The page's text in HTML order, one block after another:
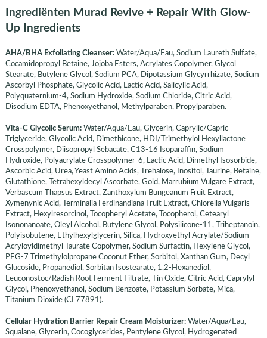
Ingrediënten Murad Revive + Repair With Glow-
Up Ingredients
AHA/BHA Exfoliating Cleanser:Water/Aqua/Eau, Sodium Laureth Sulfate,
Cocamidopropyl Betaine, Jojoba Esters, Acrylates Copolymer, Glycol
Stearate, Butylene Glycol, Sodium PCA, Dipotassium Glycyrrhizate, Sodium
Ascorbyl Phosphate, Glycolic Acid, Lactic Acid, Salicylic Acid,
Polyquaternium-4, Sodium Hydroxide, Sodium Chloride, Citric Acid,
Disodium EDTA, Phenoxyethanol, Methylparaben, Propylparaben​.
​Vita-C Glycolic Serum:Water/Aqua/Eau, Glycerin, Caprylic/Capric
Triglyceride, Glycolic Acid, Dimethicone, HDI/Trimethylol Hexyllactone
Crosspolymer, Diisopropyl Sebacate, C13-16 Isoparaffin, Sodium
Hydroxide, Polyacrylate Crosspolymer-6, Lactic Acid, Dimethyl Isosorbide,
Ascorbic Acid, Urea, Yeast Amino Acids, Trehalose, Inositol, Taurine, Betaine,
Glutathione, Tetrahexyldecyl Ascorbate, Gold, Marrubium Vulgare Extract,
Verbascum Thapsus Extract, Zanthoxylum Bungeanum Fruit Extract,
Xymenynic Acid, Terminalia Ferdinandiana Fruit Extract, Chlorella Vulgaris
Extract, Hexylresorcinol, Tocopheryl Acetate, Tocopherol, Cetearyl
Isononanoate, Oleyl Alcohol, Butylene Glycol, Polysilicone-11, Triheptanoin,
Polyisobutene, Ethylhexylglycerin, Silica, Hydroxyethyl Acrylate/Sodium
Acryloyldimethyl Taurate Copolymer, Sodium Surfactin, Hexylene Glycol,
PEG-7 Trimethylolpropane Coconut Ether, Sorbitol, Xanthan Gum, Decyl
Glucoside, Propanediol, Sorbitan Isostearate, 1,2-Hexanediol,
Leuconostoc/Radish Root Ferment Filtrate, Tin Oxide, Citric Acid, Caprylyl
Glycol, Phenoxyethanol, Sodium Benzoate, Potassium Sorbate, Mica,
Titanium Dioxide (CI 77891).
​Cellular Hydration Barrier Repair Cream Moisturizer:Water/Aqua/Eau,
Squalane, Glycerin, Cocoglycerides, Pentylene Glycol, Hydrogenated